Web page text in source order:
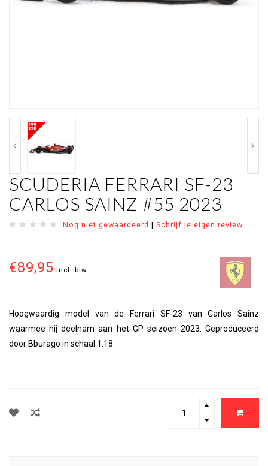
SCUDERIA FERRARI SF-23
CARLOS SAINZ #55 2023
Nog niet gewaardeerd | Schrijf je eigen review
€89,95 Incl. btw
Hoogwaardig model van de Ferrari SF-23 van Carlos Sainz
waarmee hij deelnam aan het GP seizoen 2023. Geproduceerd
door Bburago in schaal 1:18.